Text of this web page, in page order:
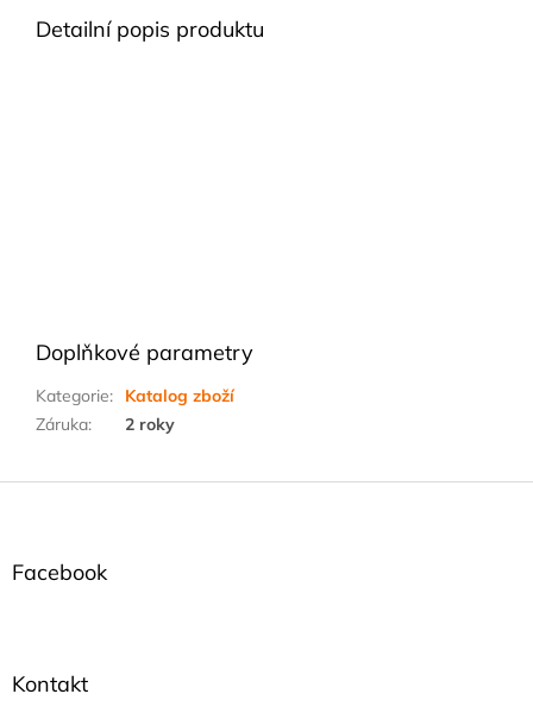
Detailní popis produktu
Doplňkové parametry
Kategorie:
Katalog zboží
Záruka: 2 roky
Z
Facebook
Kontakt